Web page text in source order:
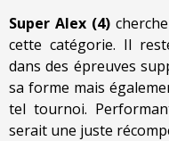
Super Alex (4)
cette catégorie. Il
dans des épreuves
sa forme mais
tel tournoi.
serait une juste